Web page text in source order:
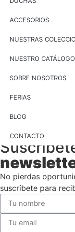
ACCESORIOS
NUESTRAS
NUESTRO CATÁLOGO
SOBRE NOSOTROS
FERIAS
BLOG
CONTACTO
Grifo monomando
lavabo modelo
No pierdas
suscríbete para